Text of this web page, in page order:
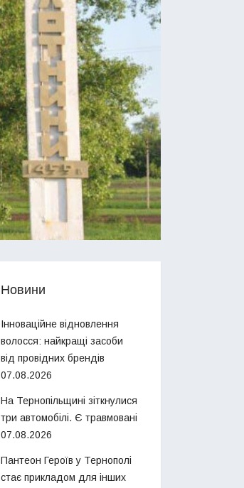
Новини
Інноваційне відновлення
волосся: найкращі засоби
від провідних брендів
07.08.2026
На Тернопільщині зіткнулися
три автомобілі. Є травмовані
07.08.2026
Пантеон Героїв у Тернополі
стає прикладом для інших